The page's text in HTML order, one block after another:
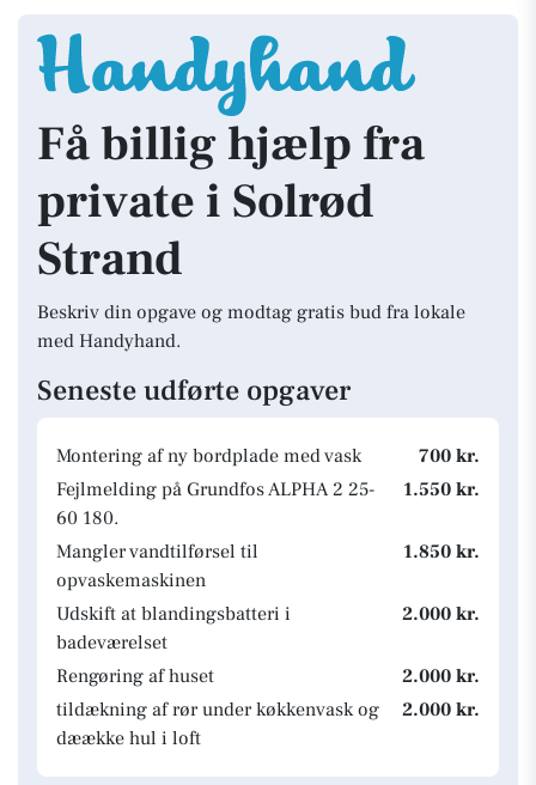
Få billig hjælp fra
private i Solrød
Strand
Beskriv din opgave og modtag gratis bud fra lokale
med Handyhand.
Seneste udførte opgaver
Montering af ny bordplade med vask
700 kr.
Fejlmelding på Grundfos ALPHA 2 25-
60 180.
1.550 kr.
Mangler vandtilførsel til
opvaskemaskinen
1.850 kr.
Udskift at blandingsbatteri i
badeværelset
2.000 kr.
Rengøring af huset
2.000 kr.
tildækning af rør under køkkenvask og
dæække hul i loft
2.000 kr.